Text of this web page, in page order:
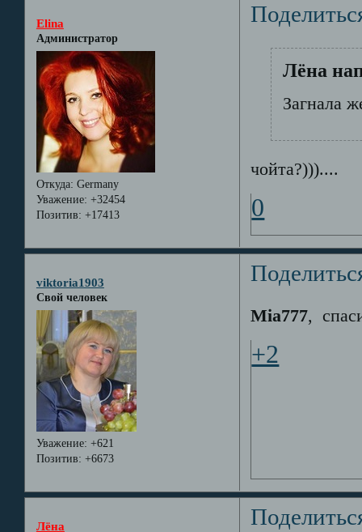
Elina
Администратор
Откуда: Germany
Уважение: +32454
Позитив: +17413
Лёна
Загнала
чойта?)))....
0
viktoria1903
Свой человек
Уважение: +621
Позитив: +6673
Mia777,
+2
Лёна